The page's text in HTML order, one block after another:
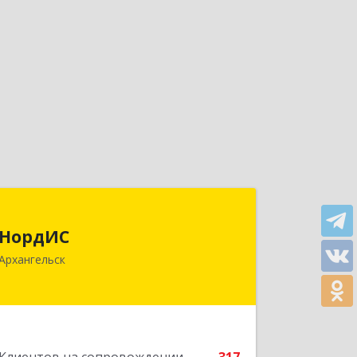
НордИС
Архангельск г, Гайдара ул, дом № 55,